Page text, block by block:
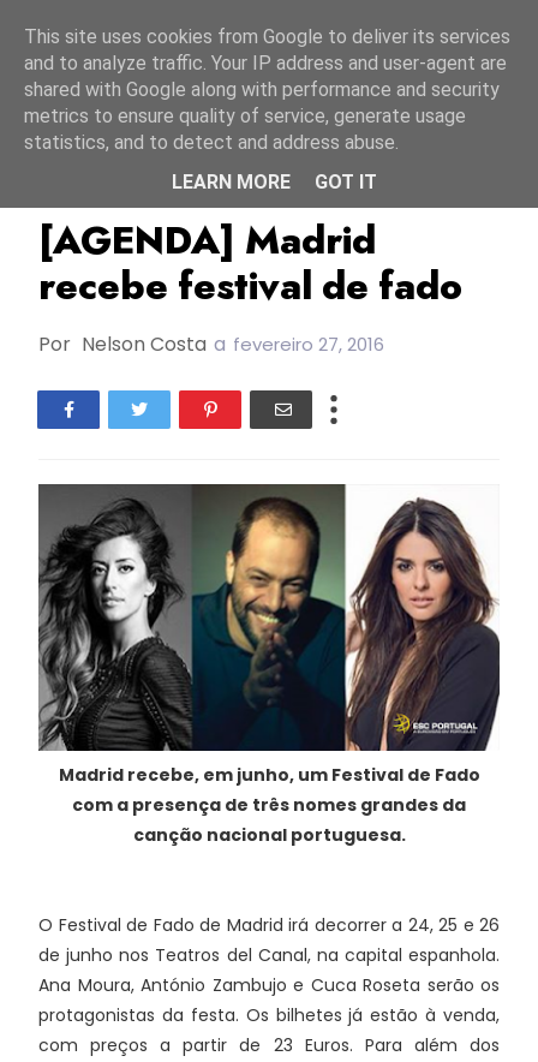
Ana Moura António Zambujo
[AGENDA] Madrid
recebe festival de fado
Por Nelson Costa a fevereiro 27, 2016
Madrid recebe, em junho, um Festival de Fado
com a presença de três nomes grandes da
canção nacional portuguesa.
O Festival de Fado de Madrid irá decorrer a 24, 25 e 26
de junho nos Teatros del Canal, na capital espanhola.
Ana Moura, António Zambujo e Cuca Roseta serão os
protagonistas da festa. Os bilhetes já estão à venda,
com preços a partir de 23 Euros. Para além dos
This site uses cookies from Google to deliver its services
and to analyze traffic. Your IP address and user-agent are
shared with Google along with performance and security
metrics to ensure quality of service, generate usage
statistics, and to detect and address abuse.
LEARN MORE
GOT IT